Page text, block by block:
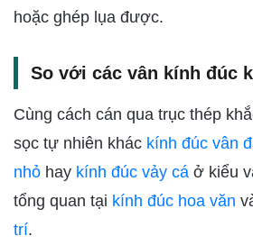
hoặc ghép lụa được.
So với các vân kính đúc
Cùng cách cán qua trục thép
sọc tự nhiên khác kính đúc vân
nhỏ hay kính đúc vảy cá ở kiểu
tổng quan tại kính đúc hoa văn
trí.